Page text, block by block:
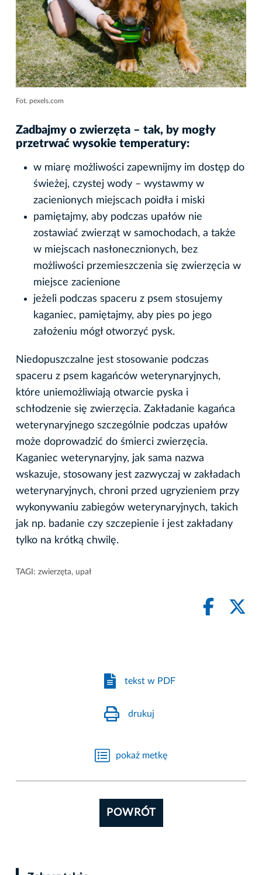
Fot. pexels.com
Zadbajmy o zwierzęta – tak, by mogły
przetrwać wysokie temperatury:
w miarę możliwości zapewnijmy im dostęp do
świeżej, czystej wody – wystawmy w
zacienionych miejscach poidła i miski
pamiętajmy, aby podczas upałów nie
zostawiać zwierząt w samochodach, a także
w miejscach nasłonecznionych, bez
możliwości przemieszczenia się zwierzęcia w
miejsce zacienione
jeżeli podczas spaceru z psem stosujemy
kaganiec, pamiętajmy, aby pies po jego
założeniu mógł otworzyć pysk.
Niedopuszczalne jest stosowanie podczas
spaceru z psem kagańców weterynaryjnych,
które uniemożliwiają otwarcie pyska i
schłodzenie się zwierzęcia. Zakładanie kagańca
weterynaryjnego szczególnie podczas upałów
może doprowadzić do śmierci zwierzęcia.
Kaganiec weterynaryjny, jak sama nazwa
wskazuje, stosowany jest zazwyczaj w zakładach
weterynaryjnych, chroni przed ugryzieniem przy
wykonywaniu zabiegów weterynaryjnych, takich
jak np. badanie czy szczepienie i jest zakładany
tylko na krótką chwilę.
TAGI: zwierzęta, upał
tekst w PDF
drukuj
pokaż metkę
POWRÓT